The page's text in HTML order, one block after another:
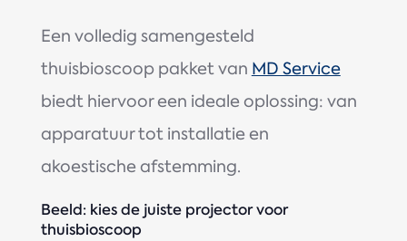
Een volledig samengesteld
thuisbioscoop pakket van MD Service
biedt hiervoor een ideale oplossing: van
apparatuur tot installatie en
akoestische afstemming.
Beeld: kies de juiste projector voor
thuisbioscoop